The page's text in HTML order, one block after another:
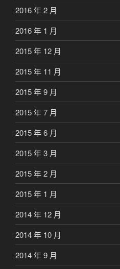
2016 年 2 月
2016 年 1 月
2015 年 12 月
2015 年 11 月
2015 年 9 月
2015 年 7 月
2015 年 6 月
2015 年 3 月
2015 年 2 月
2015 年 1 月
2014 年 12 月
2014 年 10 月
2014 年 9 月